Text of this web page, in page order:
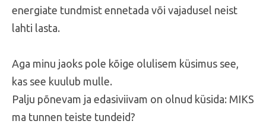
energiate tundmist ennetada või vajadusel neist
lahti lasta.
Aga minu jaoks pole kõige olulisem küsimus see,
kas see kuulub mulle.
Palju põnevam ja edasiviivam on olnud küsida: MIKS
ma tunnen teiste tundeid?